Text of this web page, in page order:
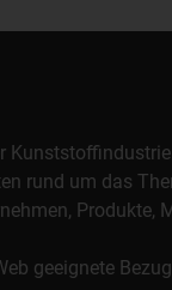
rund um das
Produkte,
geeignete